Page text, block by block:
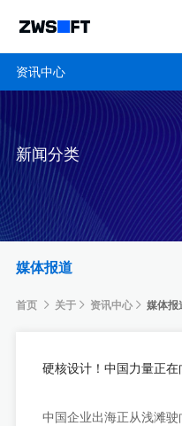
资讯中心
新闻分类
媒体报道
首页 关于 资讯中心 媒体报
硬核设计！中国力量正在
中国企业出海正从浅滩